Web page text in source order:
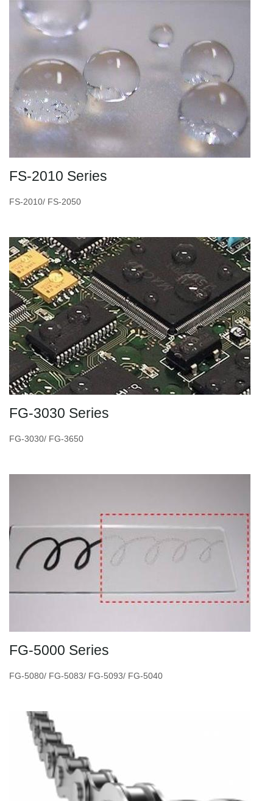
FS-2010 Series
FS-2010/ FS-2050
FG-3030 Series
FG-3030/ FG-3650
FG-5000 Series
FG-5080/ FG-5083/ FG-5093/ FG-5040